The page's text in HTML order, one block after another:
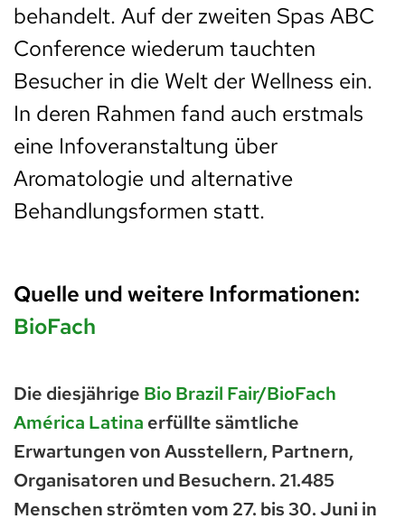
behandelt. Auf der zweiten Spas ABC
Conference wiederum tauchten
Besucher in die Welt der Wellness ein.
In deren Rahmen fand auch erstmals
eine Infoveranstaltung über
Aromatologie und alternative
Behandlungsformen statt.
Quelle und weitere Informationen:
BioFach
Die diesjährige Bio Brazil Fair/BioFach
América Latina erfüllte sämtliche
Erwartungen von Ausstellern, Partnern,
Organisatoren und Besuchern. 21.485
Menschen strömten vom 27. bis 30. Juni in